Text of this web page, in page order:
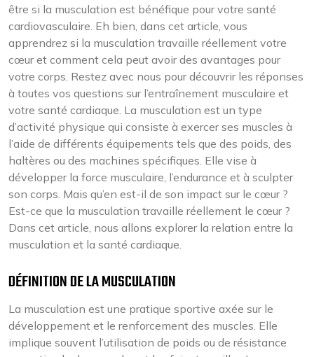
être si la musculation est bénéfique pour votre santé
cardiovasculaire. Eh bien, dans cet article, vous
apprendrez si la musculation travaille réellement votre
cœur et comment cela peut avoir des avantages pour
votre corps. Restez avec nous pour découvrir les réponses
à toutes vos questions sur l’entraînement musculaire et
votre santé cardiaque. La musculation est un type
d’activité physique qui consiste à exercer ses muscles à
l’aide de différents équipements tels que des poids, des
haltères ou des machines spécifiques. Elle vise à
développer la force musculaire, l’endurance et à sculpter
son corps. Mais qu’en est-il de son impact sur le cœur ?
Est-ce que la musculation travaille réellement le cœur ?
Dans cet article, nous allons explorer la relation entre la
musculation et la santé cardiaque.
DÉFINITION DE LA MUSCULATION
La musculation est une pratique sportive axée sur le
développement et le renforcement des muscles. Elle
implique souvent l’utilisation de poids ou de résistance